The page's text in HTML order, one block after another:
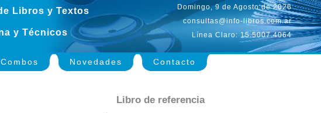
Libros y Textos
y Técnicos
Domingo, 9 de Agosto de 2026
consultas@info-libros.com.ar
Línea Claro: 15.5007.4064
Combos Novedades Contacto
Libro de referencia